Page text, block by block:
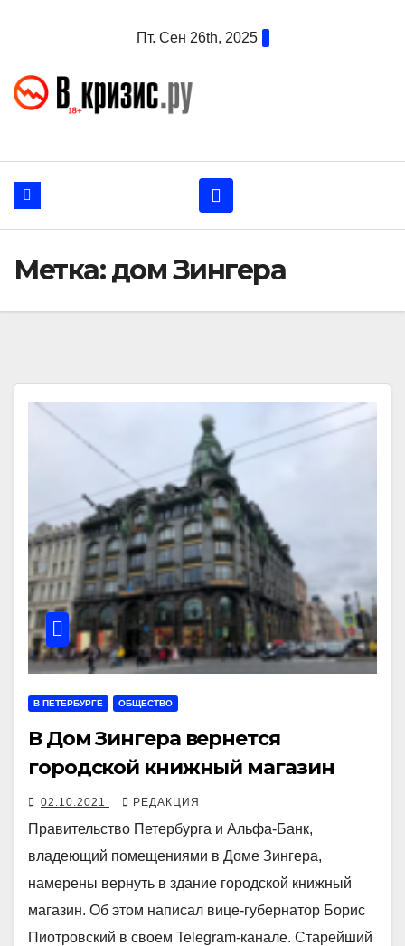
Пт. Сен 26th, 2025
Метка:дом Зингера
В ПЕТЕРБУРГЕ ОБЩЕСТВО
В Дом Зингера вернется
городской книжный магазин
02.10.2021 РЕДАКЦИЯ
Правительство Петербурга и Альфа-Банк,
владеющий помещениями в Доме Зингера,
намерены вернуть в здание городской книжный
магазин. Об этом написал вице-губернатор Борис
Пиотровский в своем Telegram-канале. Старейший